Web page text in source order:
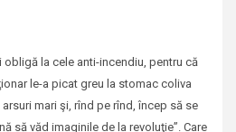
la cele anti-incendiu, pentru că
le-a picat greu la stomac coliva
mari şi, rînd pe rînd, încep să se
să văd imaginile de la revoluţie”. Care